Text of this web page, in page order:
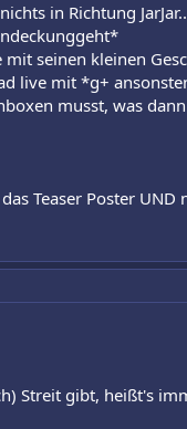
in Richtung
seinen kleinen
live mit *g+
musst, was
Teaser Poster
Streit gibt, heißt's